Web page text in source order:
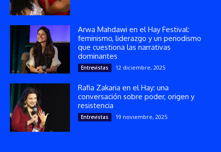
Arwa Mahdawi en el Hay Festival:
feminismo, liderazgo y un periodismo
que cuestiona las narrativas
dominantes
Entrevistas 12 diciembre, 2025
Rafia Zakaria en el Hay: una
conversación sobre poder, origen y
resistencia
Entrevistas 19 noviembre, 2025